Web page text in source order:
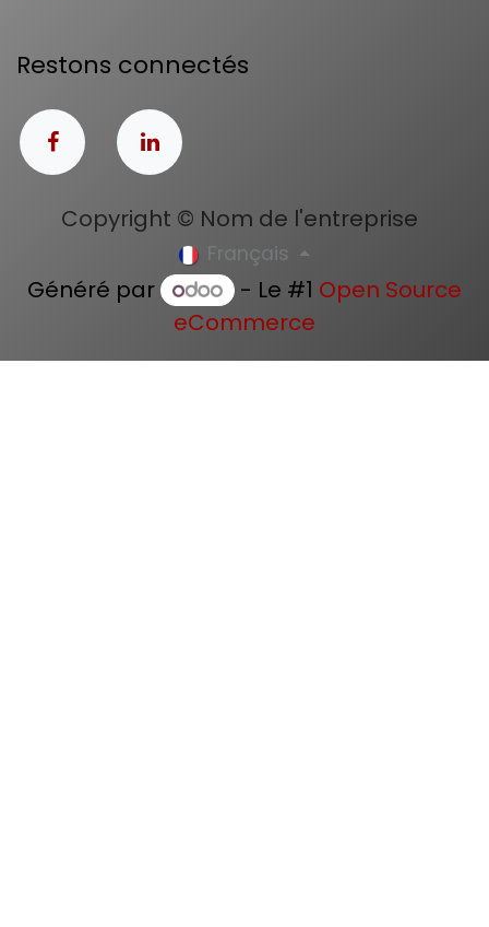
Restons connectés
Copyright © Nom de l'entreprise
Français
Généré par - Le #1 Open Source
eCommerce